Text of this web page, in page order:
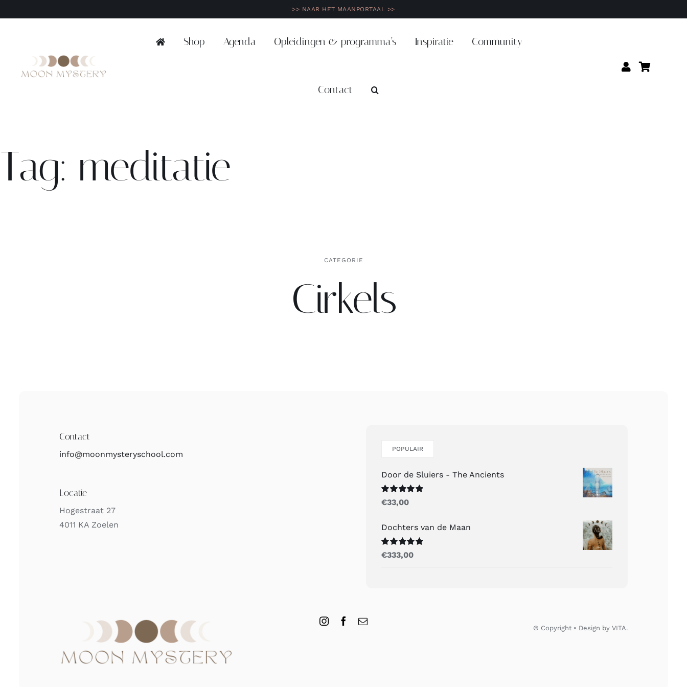
naar
>> NAAR HET MAANPORTAAL >>
Shop Agenda Opleidingen & programma’s Inspiratie Community
Contact
Tag: meditatie
CATEGORIE
Cirkels
Contact
info@moonmysteryschool.com
Locatie
Hogestraat 27
4011 KA Zoelen
POPULAIR
Door de Sluiers - The Ancients
Gewaardeerd
uit 5
€33,00
Dochters van de Maan
Gewaardeerd
uit 5
€333,00
© Copyright • Design by VITA.